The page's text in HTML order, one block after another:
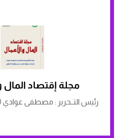
مجلة إقتصاد المال
رئيس التــحرير : مصطفى عوادي ISSN:2543-3660